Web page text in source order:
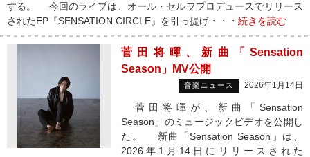
する。 今回のライブは、オール・セルフプロデュースでリリース
されたEP『SENSATION CIRCLE』を引っ提げ・・・ 続きを読む
菅田将暉、新曲「Sensation
Season」MV公開
音楽ニュース 2026年1月14日
菅田将暉が、新曲「Sensation
Season」のミュージックビデオを公開し
た。 新曲「Sensation Season」は、
2026年1月14日にリリースされた